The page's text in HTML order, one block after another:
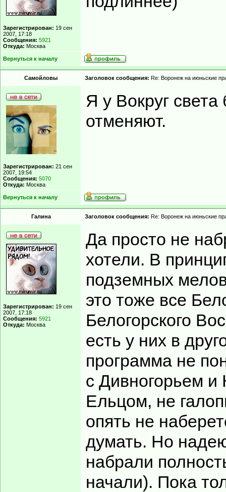
Зарегистрирован: 19 сен
2007, 17:18
Сообщения: 5921
Откуда: Москва
Вернуться к началу
Самойловы Заголовок сообщения: Re: Воронеж на июньские
Зарегистрирован: 21 сен
2007, 19:54
Сообщения: 5070
Откуда: Москва
Я у Вокруг
отменяют.
Вернуться к началу
Гaлинa Заголовок сообщения: Re: Воронеж на июньские
Зарегистрирован: 19 сен
2007, 17:18
Сообщения: 5921
Откуда: Москва
Да просто не
хотели. В
подземных
это тоже все
Белогорского
есть у них в
программа не
с Дивногорьем
Ельцом, не
опять не
думать. Но
набрали
начали). Пока